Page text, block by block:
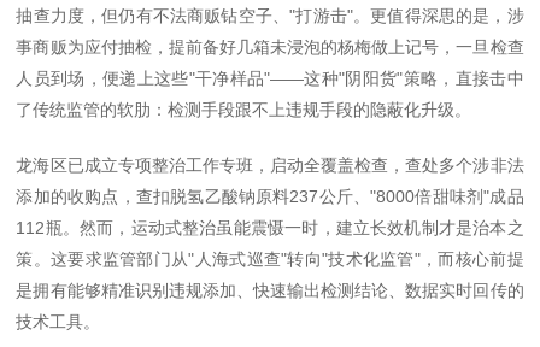
抽查力度，但仍有不法商贩钻空子、"打游击"。更值得深思的是，涉
事商贩为应付抽检，提前备好几箱未浸泡的杨梅做上记号，一旦检查
人员到场，便递上这些"干净样品"——这种"阴阳货"策略，直接击中
了传统监管的软肋：检测手段跟不上违规手段的隐蔽化升级。
龙海区已成立专项整治工作专班，启动全覆盖检查，查处多个涉非法
添加的收购点，查扣脱氢乙酸钠原料237公斤、"8000倍甜味剂"成品
112瓶。然而，运动式整治虽能震慑一时，建立长效机制才是治本之
策。这要求监管部门从"人海式巡查"转向"技术化监管"，而核心前提
是拥有能够精准识别违规添加、快速输出检测结论、数据实时回传的
技术工具。